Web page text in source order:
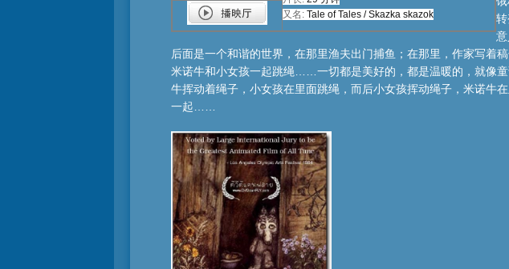
又名: Tale of Tales / Skazka skazok
后面是一个和谐的世界，在那里渔夫出门捕鱼；在那里，作家写着
米诺牛和小女孩一起跳绳……一切都是美好的，都是温暖的，就像
牛挥动着绳子，小女孩在里面跳绳，而后小女孩挥动绳子，米诺牛
一起……